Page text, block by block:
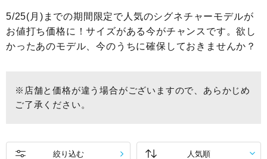
5/25(月)までの期間限定で人気のシグネチャーモデルが
お値打ち価格に！サイズがある今がチャンスです。欲し
かったあのモデル、今のうちに確保しておきませんか？
※店舗と価格が違う場合がございますので、あらかじめ
ご了承ください。
絞り込む